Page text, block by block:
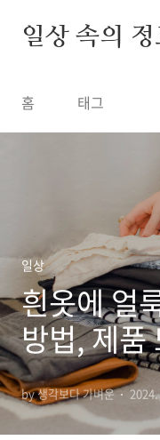
일상 속의 정
홈 태그
일상
흰옷에 얼
방법, 제품
용
by 생각보다 가벼운